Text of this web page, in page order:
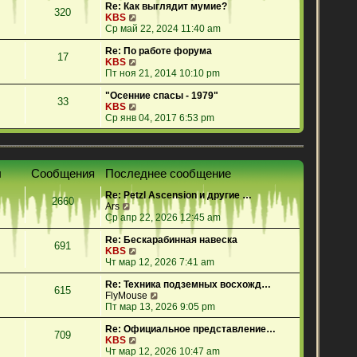
е
т
и
к
о
с
л
д
н
м
у
с
о
б
щ
е
н
ю
320
Re: Как выглядит мумие?
KBS
е
р
е
т
и
к
о
с
е
д
н
м
у
с
о
о
щ
е
н
и
ю
Ср май 22, 2024 11:40 am
17
Re: По работе форума
KBS
е
р
е
т
и
п
о
с
е
д
н
е
м
с
о
о
б
щ
е
н
ю
Пт ноя 21, 2014 10:10 pm
33
"Осенние спасы - 1979"
KBS
е
р
й
т
и
п
о
с
л
е
н
е
м
у
с
о
о
щ
Ср янв 04, 2017 6:53 pm
Сообщения Последнее сообщение
2660
Re: Petzl Ascension и другие …
Ars
П
е
р
е
й
т
и
к
п
о
с
л
е
д
Ср апр 22, 2026 12:45 am
691
Re: Бескарабинная навеска
KBS
е
р
е
й
т
и
к
о
Чт мар 12, 2026 7:41 am
615
Re: Техника подземных восхожд…
FlyMouse
е
р
е
т
Пт мар 13, 2026 9:05 pm
709
Re: Официальное представление…
KBS
е
Чт мар 12, 2026 10:47 am